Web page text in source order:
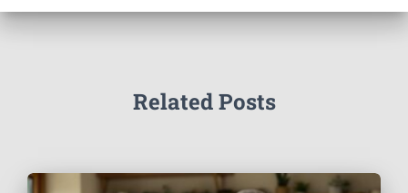
Related Posts